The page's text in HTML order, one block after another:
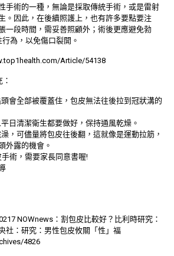
手術的一種，無論是採取傳統手術，或是雷射
。因此，在後續照護上，也有許多要點要注
一段時間，需妥善照顧外；術後更應避免勃
為，以免傷口裂開。
Article/54138
會全部被覆蓋住，包皮無法往後拉到冠狀溝的
日清潔衛生都要做好，保持通風乾燥。
，可儘量將包皮往後翻，這就像是運動拉筋，
外露的機會。
術，需要家長同意書喔!
NOWnews：割包皮比較好？比利時研究：
社：研究：男性包皮攸關「性」福
4826